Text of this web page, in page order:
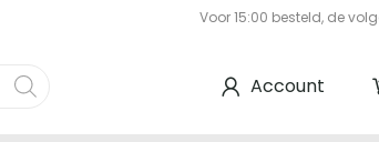
Voor 15:00 besteld, de
Account